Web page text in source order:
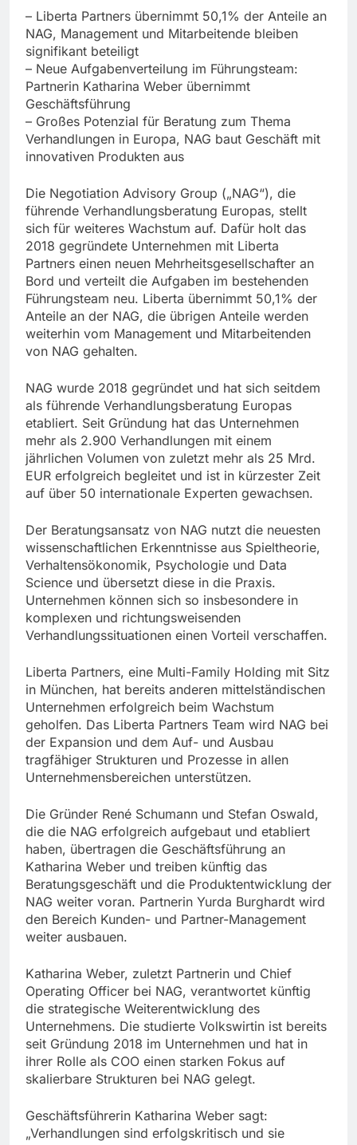
– Liberta Partners übernimmt 50,1% der Anteile an
NAG, Management und Mitarbeitende bleiben
signifikant beteiligt
– Neue Aufgabenverteilung im Führungsteam:
Partnerin Katharina Weber übernimmt
Geschäftsführung
– Großes Potenzial für Beratung zum Thema
Verhandlungen in Europa, NAG baut Geschäft mit
innovativen Produkten aus
Die Negotiation Advisory Group („NAG“), die
führende Verhandlungsberatung Europas, stellt
sich für weiteres Wachstum auf. Dafür holt das
2018 gegründete Unternehmen mit Liberta
Partners einen neuen Mehrheitsgesellschafter an
Bord und verteilt die Aufgaben im bestehenden
Führungsteam neu. Liberta übernimmt 50,1% der
Anteile an der NAG, die übrigen Anteile werden
weiterhin vom Management und Mitarbeitenden
von NAG gehalten.
NAG wurde 2018 gegründet und hat sich seitdem
als führende Verhandlungsberatung Europas
etabliert. Seit Gründung hat das Unternehmen
mehr als 2.900 Verhandlungen mit einem
jährlichen Volumen von zuletzt mehr als 25 Mrd.
EUR erfolgreich begleitet und ist in kürzester Zeit
auf über 50 internationale Experten gewachsen.
Der Beratungsansatz von NAG nutzt die neuesten
wissenschaftlichen Erkenntnisse aus Spieltheorie,
Verhaltensökonomik, Psychologie und Data
Science und übersetzt diese in die Praxis.
Unternehmen können sich so insbesondere in
komplexen und richtungsweisenden
Verhandlungssituationen einen Vorteil verschaffen.
Liberta Partners, eine Multi-Family Holding mit Sitz
in München, hat bereits anderen mittelständischen
Unternehmen erfolgreich beim Wachstum
geholfen. Das Liberta Partners Team wird NAG bei
der Expansion und dem Auf- und Ausbau
tragfähiger Strukturen und Prozesse in allen
Unternehmensbereichen unterstützen.
Die Gründer René Schumann und Stefan Oswald,
die die NAG erfolgreich aufgebaut und etabliert
haben, übertragen die Geschäftsführung an
Katharina Weber und treiben künftig das
Beratungsgeschäft und die Produktentwicklung der
NAG weiter voran. Partnerin Yurda Burghardt wird
den Bereich Kunden- und Partner-Management
weiter ausbauen.
Katharina Weber, zuletzt Partnerin und Chief
Operating Officer bei NAG, verantwortet künftig
die strategische Weiterentwicklung des
Unternehmens. Die studierte Volkswirtin ist bereits
seit Gründung 2018 im Unternehmen und hat in
ihrer Rolle als COO einen starken Fokus auf
skalierbare Strukturen bei NAG gelegt.
Geschäftsführerin Katharina Weber sagt:
„Verhandlungen sind erfolgskritisch und sie